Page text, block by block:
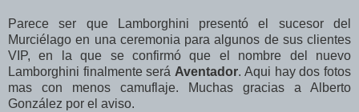
Parece ser que Lamborghini presentó el sucesor del
Murciélago en una ceremonia para algunos de sus clientes
VIP, en la que se confirmó que el nombre del nuevo
Lamborghini finalmente será Aventador. Aqui hay dos fotos
mas con menos camuflaje. Muchas gracias a Alberto
González por el aviso.